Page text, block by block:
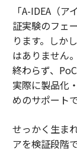
「A-IDEA（
証実験のフェ
ります。しか
はありません
終わらず、
実際に製品化
めのサポート
せっかく生ま
アを検証段階